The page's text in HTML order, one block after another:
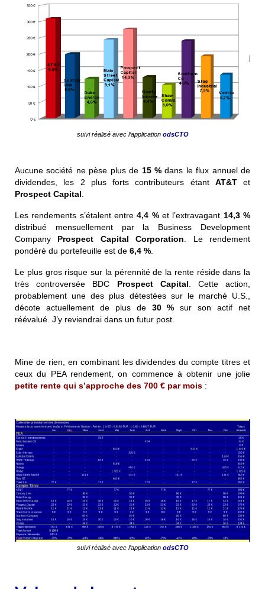
suivi réalisé avec l’application odsCTO
Aucune société ne pèse plus de 15 %dans le flux annuel de
dividendes, les 2 plus forts contributeurs étant AT&Tet
Prospect Capital
Les rendements s’étalent entre4,4 %et l’extravagant 14,3 %
distribué mensuellement par la Business Development
Company Prospect Capital Corporation . Le rendement
pondéré du portefeuille est de 6,4 %
Le plus gros risque sur la pérennité de la rente réside dans la
très controversée BDC Prospect Capital . Cette action,
probablement une des plus détestées sur le marché U.S.,
décote actuellement de plus de 30 % sur son actif net
réévalué. J’y reviendrai dans un futur post.
Mine de rien, en combinant les dividendes du compte titres et
ceux du PEA rendement, on commence à obtenir une jolie
petite rente qui s’approche des 700 € par mois :
suivi réalisé avec l’application odsCTO